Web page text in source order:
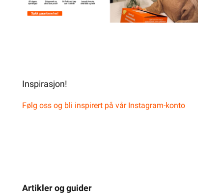
Inspirasjon!
Følg oss og bli inspirert på vår Instagram-konto
Artikler og guider